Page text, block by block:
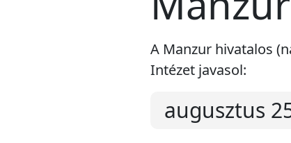
A Manzur hivatalos
Intézet javasol:
augusztus